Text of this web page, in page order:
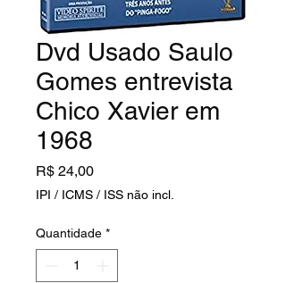
Dvd Usado Saulo
Gomes entrevista
Chico Xavier em
1968
R$ 24,00Preço
IPI / ICMS / ISS não incl.
Quantidade *